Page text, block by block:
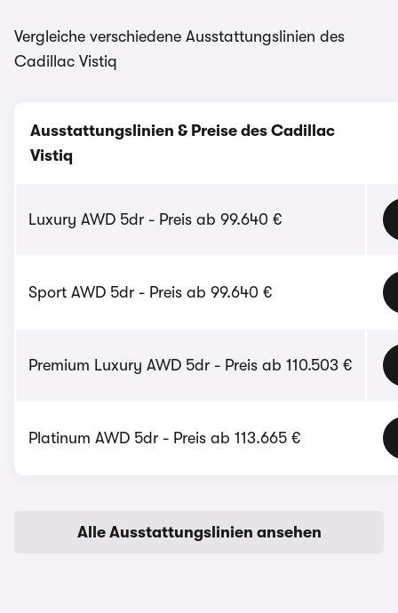
Vergleiche verschiedene Ausstattungslinien des
Cadillac Vistiq
Ausstattungslinien & Preise des Cadillac
Vistiq
Luxury AWD 5dr - Preis ab 99.640 €
Sport AWD 5dr - Preis ab 99.640 €
Premium Luxury AWD 5dr - Preis ab 110.503 €
Platinum AWD 5dr - Preis ab 113.665 €
Alle Ausstattungslinien ansehen